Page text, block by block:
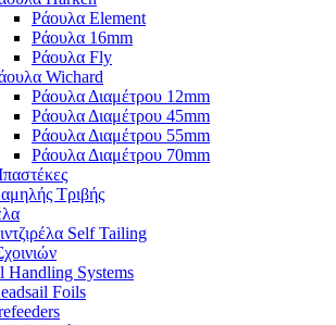
Ράουλα Element
Ράουλα 16mm
Ράουλα Fly
Wichard
Ράουλα Διαμέτρου 12mm
Ράουλα Διαμέτρου 45mm
Ράουλα Διαμέτρου 55mm
Ράουλα Διαμέτρου 70mm
Τριβής
Self Tailing
Handling Systems
Foils